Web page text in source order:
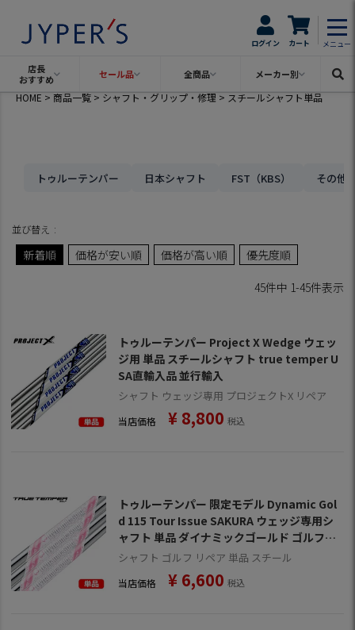
ログイン カート メニュー
店長
おすすめ
セール品 全商品 メーカー別
HOME 商品一覧 シャフト・グリップ・修理 スチールシャフト単品
トゥルーテンパー 日本シャフト FST（KBS） その他
並び替え
新着順 価格が安い順 価格が高い順 優先度順
45件中 1-45件表示
トゥルーテンパー Project X Wedge ウェッ
ジ用 単品 スチールシャフト true temper U
SA直輸入品 並行輸入
シャフト ウェッジ専用 プロジェクトX リペア
当店価格 ¥ 8,800 税込
トゥルーテンパー 限定モデル Dynamic Gol
d 115 Tour Issue SAKURA ウェッジ専用シ
ャフト 単品 ダイナミックゴールド ゴルフシ
ャフト 中元調子
シャフト ゴルフ リペア 単品 スチール
当店価格 ¥ 6,600 税込